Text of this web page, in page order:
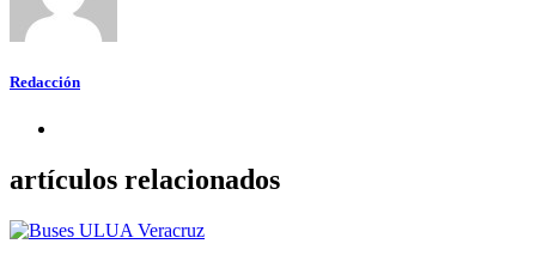
Redacción
artículos relacionados